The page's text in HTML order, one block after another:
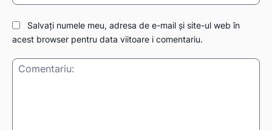
Salvați numele meu, adresa de e-mail și site-ul web în
acest browser pentru data viitoare i comentariu.